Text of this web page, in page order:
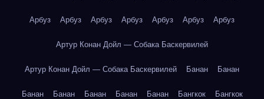
Арбуз Арбуз Арбуз Арбуз Арбуз Арбуз Арбуз
Артур Конан Дойл — Собака Баскервилей
Артур Конан Дойл — Собака Баскервилей Банан Банан
Банан Банан Банан Банан Банан Бангкок Бангкок